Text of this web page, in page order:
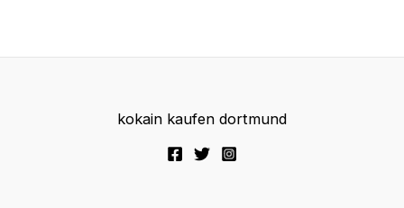
kokain kaufen dortmund